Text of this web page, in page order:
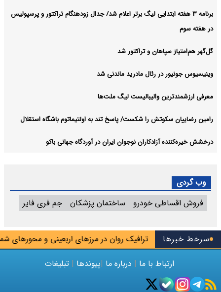
سرخط خبرها ترافیک روان در مرزهای اربعینی و محورهای شمالی باز شد
برنامه ۳ هفته ابتدایی لیگ برتر اعلام شد/ جدال زودهنگام تراکتور و پرسپولیس
در هفته سوم
گل‌گهر هم‌امتیاز سپاهان و تراکتور شد
وینیسیوس جونیور در رئال مادرید ماندنی شد
معرفی ارزشمندترین والیبالیست لیگ ملت‌ها
رامین رضاییان سکوتش را شکست/ پاسخ تند به اولتیماتوم باشگاه استقلال
درخشش خیره‌کننده آزادکاران نوجوان ایران در آوردگاه جهانی باکو
وب گردی
فروش اقساطی خودرو
ساختمان پزشکان جم فری فایر
ارتباط با ما | درباره ما |پیوندها | تبلیغات